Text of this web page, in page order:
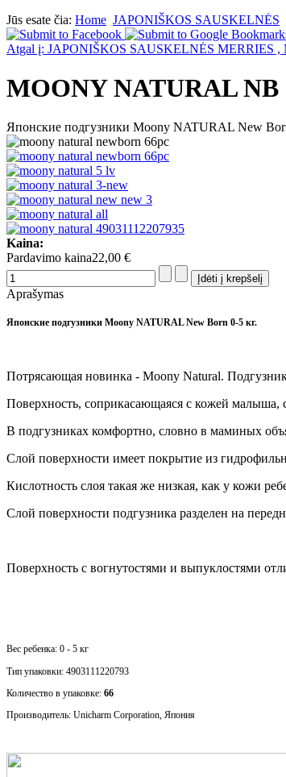
Jūs esate čia: Home JAPONIŠKOS SAUSKELNĖS
Atgal į: JAPONIŠKOS SAUSKELNĖS MERRIES ,
MOONY NATURAL NB
Японские подгузники Moony NATURAL New
Kaina:
Pardavimo kaina22,00 €
Aprašymas
Японские подгузники Moony NATURAL New Born 0-5 кг.
Потрясающая новинка - Moony Natural.
Поверхность, соприкасающаяся с кожей малыша,
В подгузниках комфортно, словно в маминых
Слой поверхности имеет покрытие из
Кислотность слоя такая же низкая, как у кожи
Слой поверхности подгузника разделен на
Поверхность с вогнутостями и выпуклостями
Вес ребенка: 0 - 5 кг
Тип упаковки: 4903111220793
Количество в упаковке: 66
Производитель: Unicharm Corporation, Япония